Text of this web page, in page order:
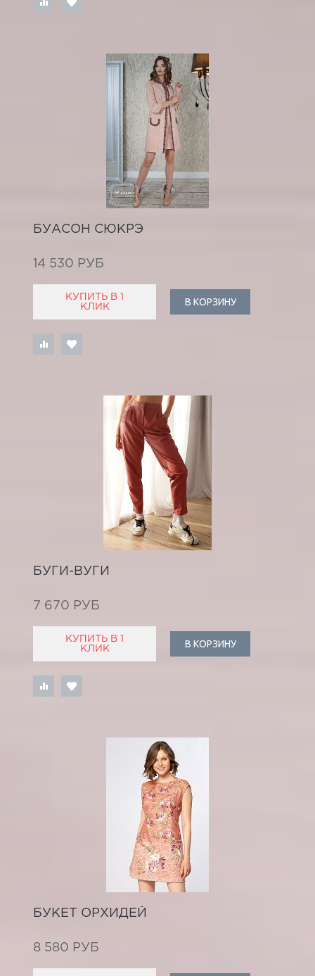
БУАСОН СЮКРЭ
14 530 РУБ
КУПИТЬ В 1
КЛИК
В КОРЗИНУ
БУГИ-ВУГИ
7 670 РУБ
КУПИТЬ В 1
КЛИК
В КОРЗИНУ
БУКЕТ ОРХИДЕЙ
8 580 РУБ